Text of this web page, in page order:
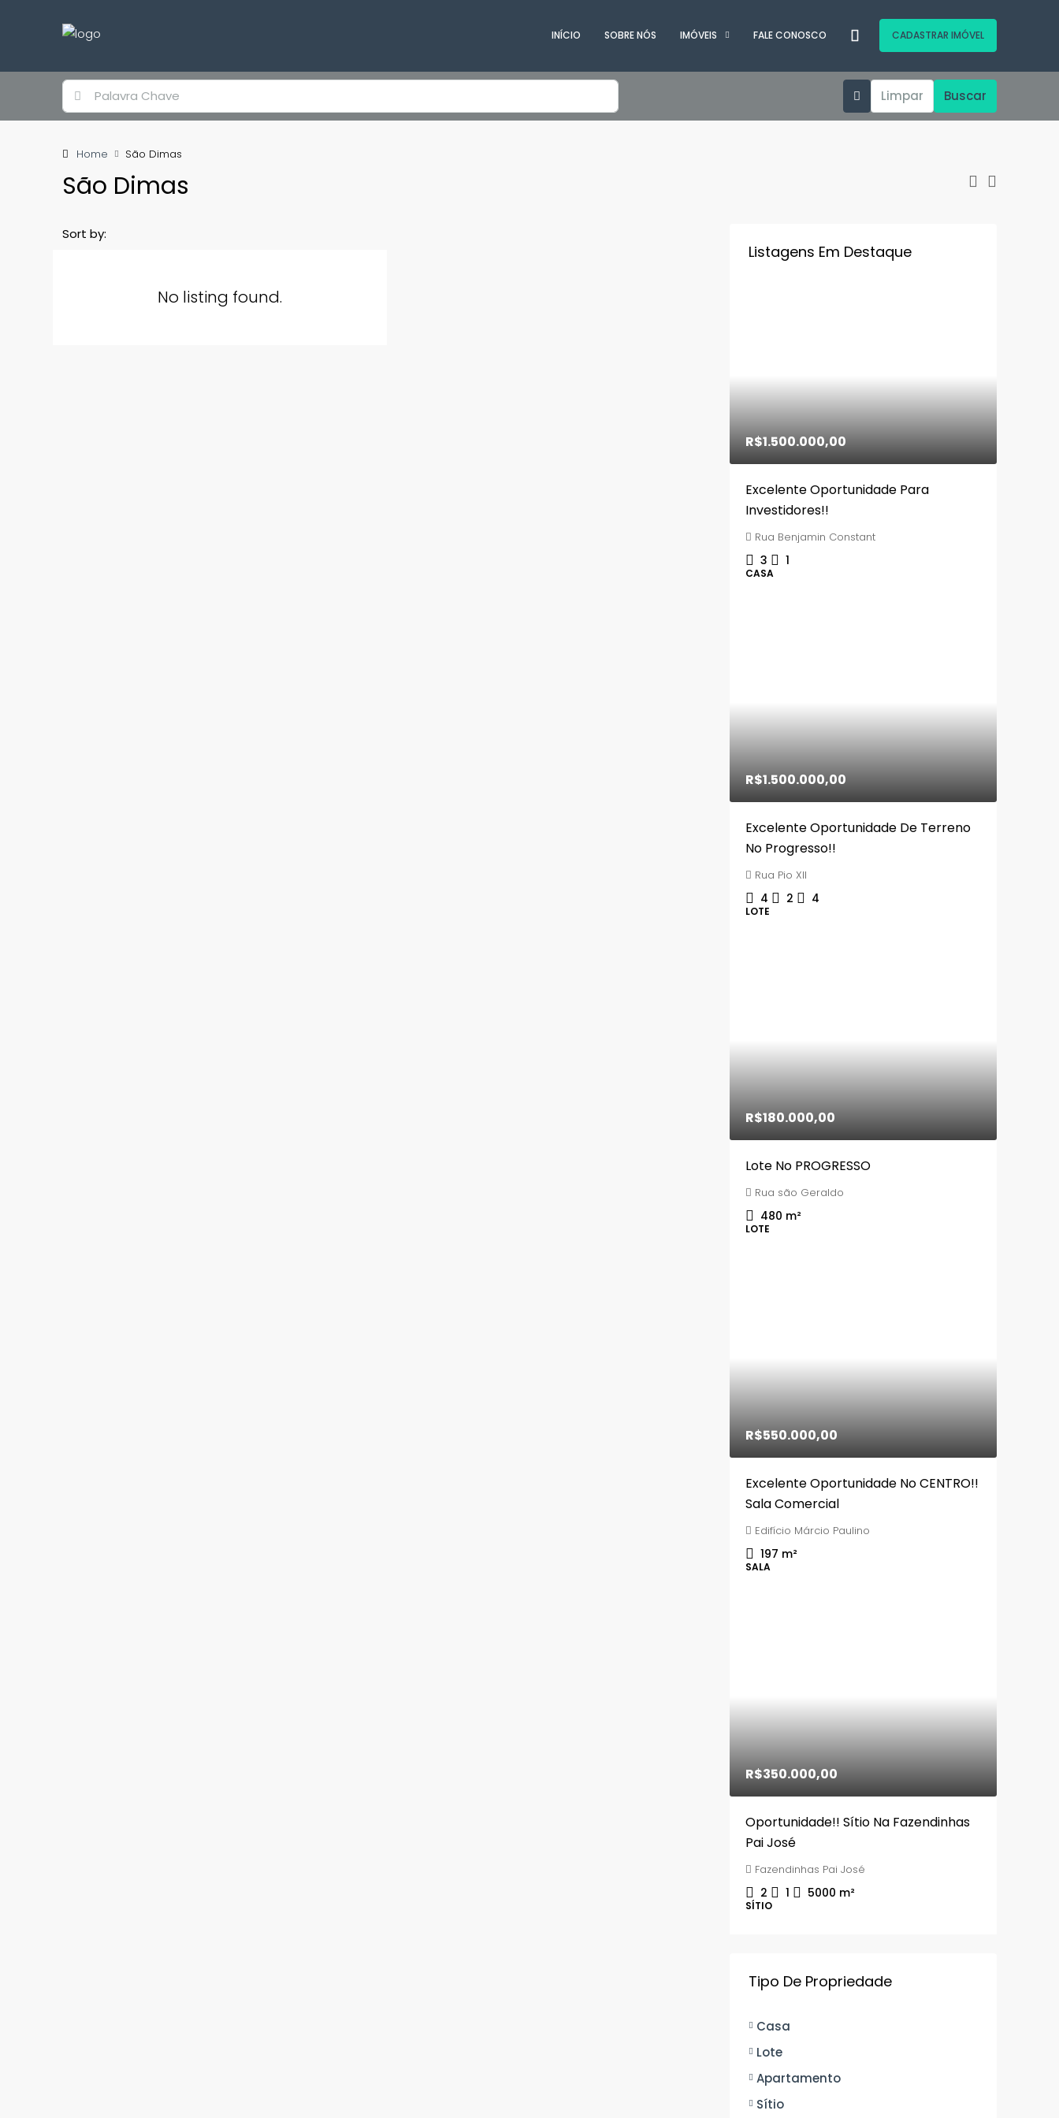
INÍCIO SOBRE NÓS IMÓVEIS FALE CONOSCO CADASTRAR IMÓVEL
Limpar Buscar
Home São Dimas
São Dimas
Sort by:
No listing found.
Listagens Em Destaque
R$1.500.000,00
Excelente Oportunidade Para
Investidores!!
Rua Benjamin Constant
3 1
CASA
R$1.500.000,00
Excelente Oportunidade De Terreno
No Progresso!!
Rua Pio XII
4 2 4
LOTE
R$180.000,00
Lote No PROGRESSO
Rua são Geraldo
480 m²
LOTE
R$550.000,00
Excelente Oportunidade No CENTRO!!
Sala Comercial
Edifício Márcio Paulino
197 m²
SALA
R$350.000,00
Oportunidade!! Sítio Na Fazendinhas
Pai José
Fazendinhas Pai José
2 1 5000 m²
SÍTIO
Tipo De Propriedade
Casa
Lote
Apartamento
Sítio